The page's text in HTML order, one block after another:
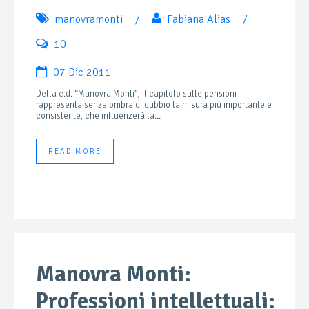
manovramonti / Fabiana Alias
/
10
07 Dic 2011
Della c.d. “Manovra Monti”, il capitolo sulle pensioni
rappresenta senza ombra di dubbio la misura più importante e
consistente, che influenzerà la...
READ MORE
Manovra Monti:
Professioni intellettuali: